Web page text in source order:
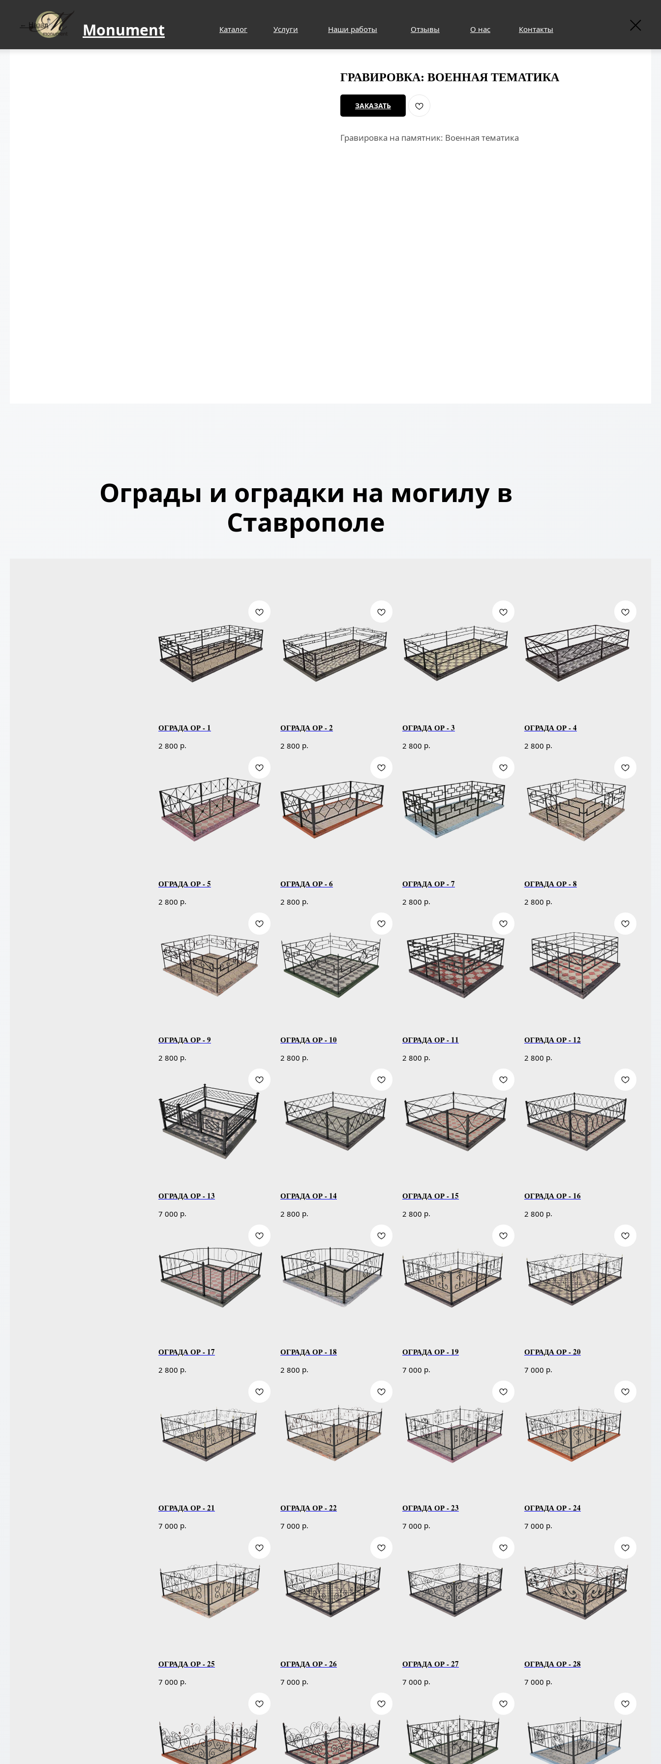
Назад
ГРАВИРОВКА: ВОЕННАЯ ТЕМАТИКА
ЗАКАЗАТЬ
Гравировка на памятник: Военная тематика
Monument Каталог Услуги Наши работы Отзывы О нас Контакты
Ограды и оградки на могилу в
Ставрополе
ОГРАДА ОР - 1
2 800 р.
ОГРАДА ОР - 2
2 800 р.
ОГРАДА ОР - 3
2 800 р.
ОГРАДА ОР - 4
2 800 р.
ОГРАДА ОР - 5
2 800 р.
ОГРАДА ОР - 6
2 800 р.
ОГРАДА ОР - 7
2 800 р.
ОГРАДА ОР - 8
2 800 р.
ОГРАДА ОР - 9
2 800 р.
ОГРАДА ОР - 10
2 800 р.
ОГРАДА ОР - 11
2 800 р.
ОГРАДА ОР - 12
2 800 р.
ОГРАДА ОР - 13
7 000 р.
ОГРАДА ОР - 14
2 800 р.
ОГРАДА ОР - 15
2 800 р.
ОГРАДА ОР - 16
2 800 р.
ОГРАДА ОР - 17
2 800 р.
ОГРАДА ОР - 18
2 800 р.
ОГРАДА ОР - 19
7 000 р.
ОГРАДА ОР - 20
7 000 р.
ОГРАДА ОР - 21
7 000 р.
ОГРАДА ОР - 22
7 000 р.
ОГРАДА ОР - 23
7 000 р.
ОГРАДА ОР - 24
7 000 р.
ОГРАДА ОР - 25
7 000 р.
ОГРАДА ОР - 26
7 000 р.
ОГРАДА ОР - 27
7 000 р.
ОГРАДА ОР - 28
7 000 р.